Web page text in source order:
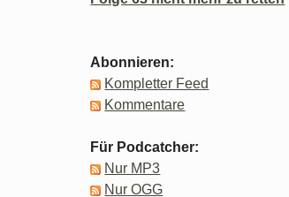
Abonnieren:
Kompletter Feed
Kommentare
Für Podcatcher:
Nur MP3
Nur OGG